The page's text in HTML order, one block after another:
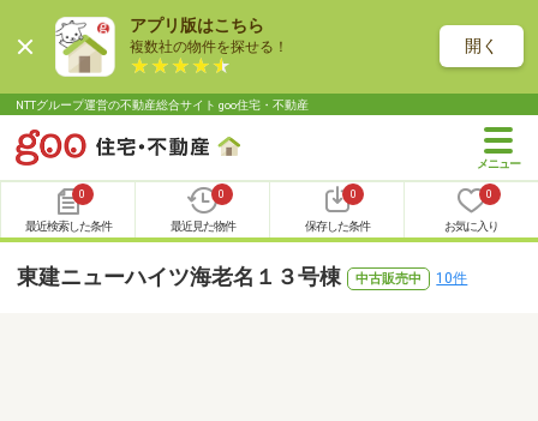
アプリ版はこちら
複数社の物件を探せる！ 開く
NTTグループ運営の不動産総合サイト goo住宅・不動産
0
最近検索した条件
0
最近見た物件
0
保存した条件
0
お気に入り
東建ニューハイツ海老名１３号棟 中古販売中 10件